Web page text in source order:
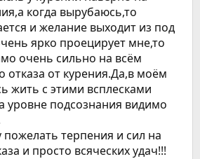
когда вырубаюсь,то
и желание выходит из под
ярко проецирует мне,то
очень сильно на всём
отказа от курения.Да,в моём
жить с этими всплесками
уровне подсознания видимо
терпения и сил на
и просто всяческих удач!!!